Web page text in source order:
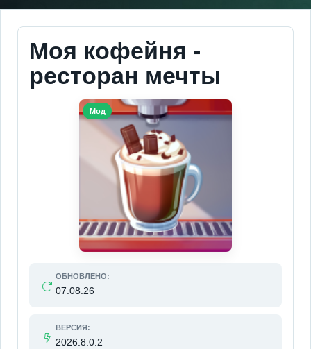
Моя кофейня -
ресторан мечты
ОБНОВЛЕНО:
07.08.26
ВЕРСИЯ:
2026.8.0.2
Мод